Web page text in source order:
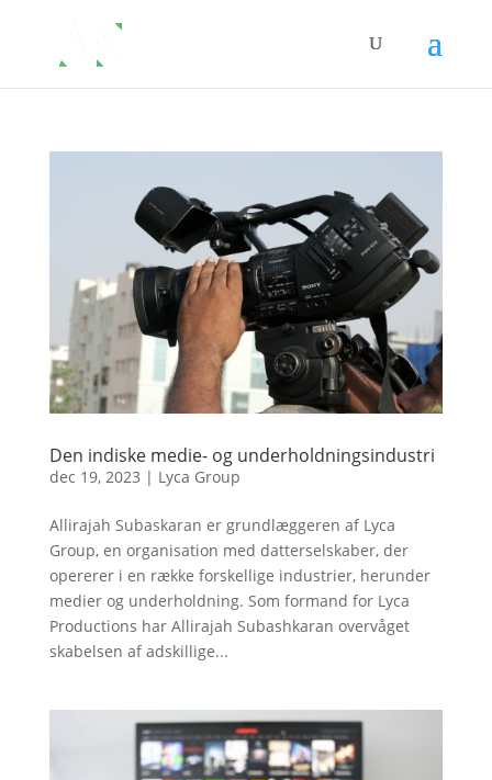
Den indiske medie- og underholdningsindustri
dec 19, 2023 | Lyca Group
Allirajah Subaskaran er grundlæggeren af Lyca
Group, en organisation med datterselskaber, der
opererer i en række forskellige industrier, herunder
medier og underholdning. Som formand for Lyca
Productions har Allirajah Subashkaran overvåget
skabelsen af adskillige...